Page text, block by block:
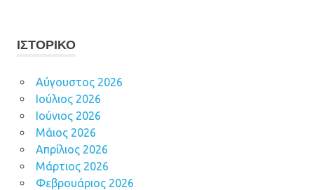
ΙΣΤΟΡΙΚΌ
Αύγουστος 2026
Ιούλιος 2026
Ιούνιος 2026
Μάιος 2026
Απρίλιος 2026
Μάρτιος 2026
Φεβρουάριος 2026